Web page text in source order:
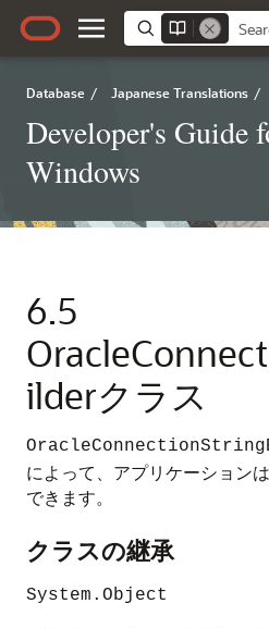
Database / Japanese Translations /
Developer's Guide
Windows
6.5
ilderクラス
によって、アプリケーション
できます。
クラスの継承
System.Object